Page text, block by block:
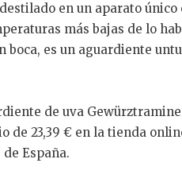
en un aparato
más bajas de lo
boca, es un aguardiente
de uva
de 23,39 € en la tienda
España.